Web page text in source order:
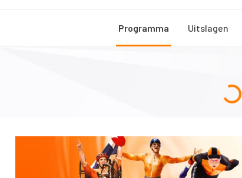
Programma Uitslagen